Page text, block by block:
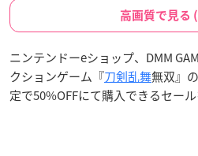
高画質で見る
ニンテンドーeショップ、DMM
クションゲーム『刀剣乱舞無双』
定で50%OFFにて購入できるセール